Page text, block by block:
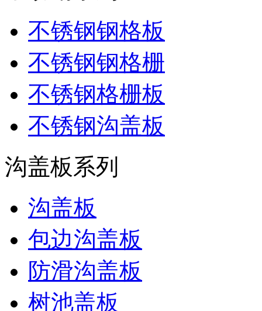
不锈钢钢格板
不锈钢钢格栅
不锈钢格栅板
不锈钢沟盖板
沟盖板系列
沟盖板
包边沟盖板
防滑沟盖板
树池盖板